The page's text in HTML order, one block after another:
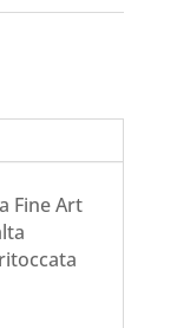
Fine Art